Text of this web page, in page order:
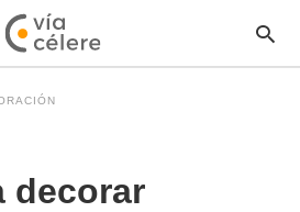
decorar